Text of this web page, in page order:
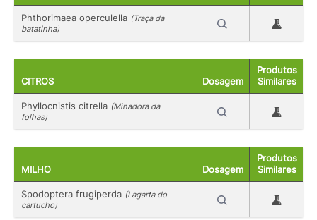
Phthorimaea operculella (Traça da
batatinha)
CITROS Dosagem
Produtos
Similares
Phyllocnistis citrella (Minadora da
folhas)
MILHO Dosagem
Produtos
Similares
Spodoptera frugiperda (Lagarta do
cartucho)